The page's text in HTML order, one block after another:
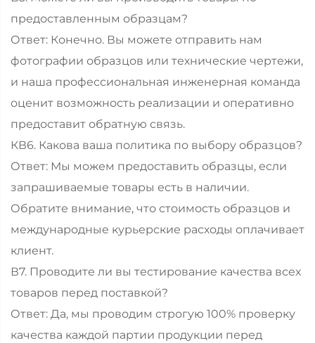
предоставленным образцам?
Ответ: Конечно. Вы можете отправить нам
фотографии образцов или технические чертежи,
и наша профессиональная инженерная команда
оценит возможность реализации и оперативно
предоставит обратную связь.
КВ6. Какова ваша политика по выбору образцов?
Ответ: Мы можем предоставить образцы, если
запрашиваемые товары есть в наличии.
Обратите внимание, что стоимость образцов и
международные курьерские расходы оплачивает
клиент.
В7. Проводите ли вы тестирование качества всех
товаров перед поставкой?
Ответ: Да, мы проводим строгую 100% проверку
качества каждой партии продукции перед